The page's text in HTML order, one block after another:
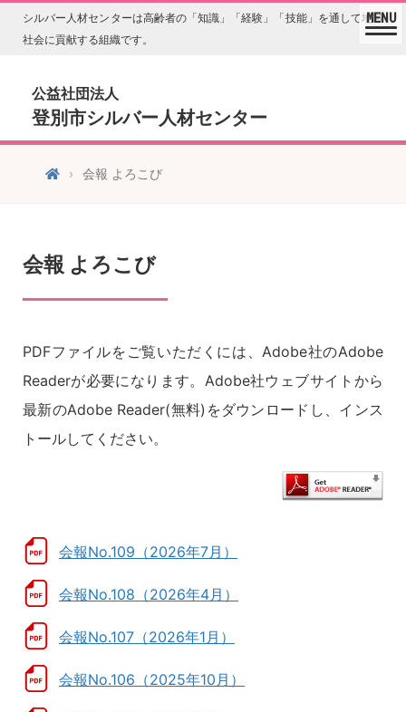
シルバー人材センターは高齢者の「知識」「経験」「技能」を通して地域
社会に貢献する組織です。
公益社団法人
登別市シルバー人材センター
会報 よろこび
会報 よろこび
PDFファイルをご覧いただくには、Adobe社のAdobe
Readerが必要になります。Adobe社ウェブサイトから
最新のAdobe Reader(無料)をダウンロードし、インス
トールしてください。
会報No.109（2026年7月）
会報No.108（2026年4月）
会報No.107（2026年1月）
会報No.106（2025年10月）